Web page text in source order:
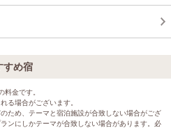
すめ宿
金です。
る場合がございます。
ため、テーマと宿泊施設が合致しない場合がござ
ンにしかテーマが合致しない場合があります。必